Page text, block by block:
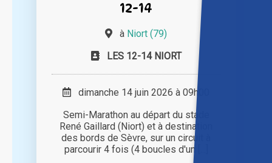
12-14
à Niort (79)
LES 12-14 NIORT
dimanche 14 juin 2026 à 09h00
Semi-Marathon au départ du stade
René Gaillard (Niort) et à destination
des bords de Sèvre, sur un circuit à
parcourir 4 fois (4 boucles d'un [...]